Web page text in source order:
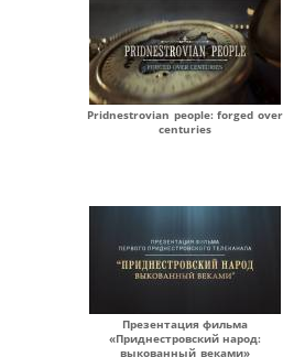
Pridnestrovian people: forged over
centuries
Презентация фильма
«Приднестровский народ:
выкованный веками»